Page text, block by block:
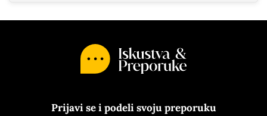
Prijavi se i podeli svoju preporuku